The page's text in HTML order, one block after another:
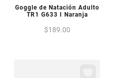
VISTA PREVIA
Goggle de Natación Adulto
TR1 G633 I Naranja
$189.00